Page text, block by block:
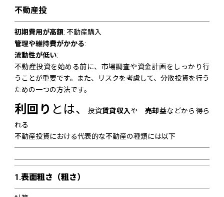
不動産投
初期費用が高額: 不動産購入
管理や維持費がかかる:
流動性が低い:
不動産投資を始める前に、市場調査や資金計画をしっかり行
うことが重要です。また、リスクを考慮して、分散投資を行う
ための一つの方法です。
利回り とは、 投資賃貸収入や売却益などから得ら
れる
不動産投資における代表的な不動産の種類には以下
1.表面粗さ（粗さ）